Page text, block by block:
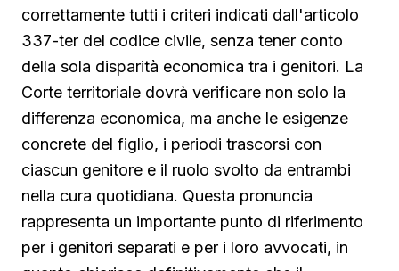
correttamente tutti i criteri indicati dall'articolo
337-ter del codice civile, senza tener conto
della sola disparità economica tra i genitori. La
Corte territoriale dovrà verificare non solo la
differenza economica, ma anche le esigenze
concrete del figlio, i periodi trascorsi con
ciascun genitore e il ruolo svolto da entrambi
nella cura quotidiana. Questa pronuncia
rappresenta un importante punto di riferimento
per i genitori separati e per i loro avvocati, in